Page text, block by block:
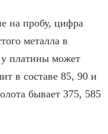
на пробу, цифра
металла в
платины может
в составе 85, 90 и
бывает 375, 585